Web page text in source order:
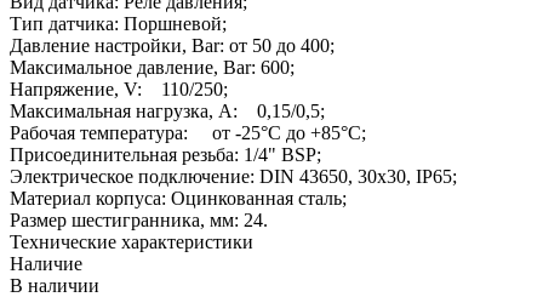
Тип датчика: Поршневой;
Давление настройки, Bar: от 50 до 400;
Максимальное давление, Bar: 600;
Напряжение, V: 110/250;
Максимальная нагрузка, A: 0,15/0,5;
Рабочая температура: от -25°C до +85°C;
Присоединительная резьба: 1/4" BSP;
Электрическое подключение: DIN 43650, 30x30, IP65;
Материал корпуса: Оцинкованная сталь;
Размер шестигранника, мм: 24.
Технические характеристики
Наличие
В наличии